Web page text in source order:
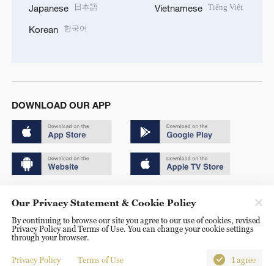
Japanese 日本語
Korean 한국어
Vietnamese Tiếng Việt
DOWNLOAD OUR APP
京ICP备20000184号
京公网安备 11010502050052号
Disinformation report hotline: 010-85061466
Our Privacy Statement & Cookie Policy
By continuing to browse our site you agree to our use of cookies, revised
Privacy Policy and Terms of Use. You can change your cookie settings
through your browser.
Privacy Policy Terms of Use I agree